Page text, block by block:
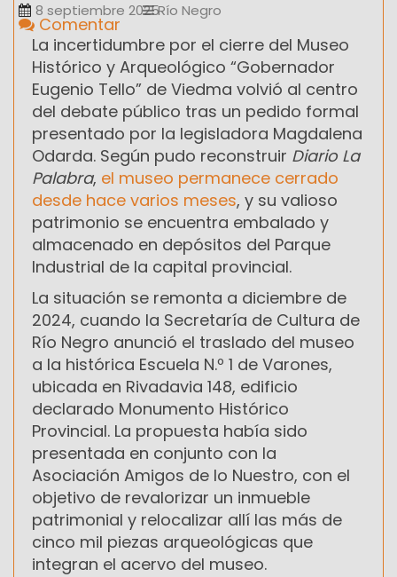
8 septiembre 2025Río Negro
Comentar
La incertidumbre por el cierre del Museo
Histórico y Arqueológico “Gobernador
Eugenio Tello” de Viedma volvió al centro
del debate público tras un pedido formal
presentado por la legisladora Magdalena
Odarda. Según pudo reconstruir Diario La
Palabra, el museo permanece cerrado
desde hace varios meses, y su valioso
patrimonio se encuentra embalado y
almacenado en depósitos del Parque
Industrial de la capital provincial.
La situación se remonta a diciembre de
2024, cuando la Secretaría de Cultura de
Río Negro anunció el traslado del museo
a la histórica Escuela N.º 1 de Varones,
ubicada en Rivadavia 148, edificio
declarado Monumento Histórico
Provincial. La propuesta había sido
presentada en conjunto con la
Asociación Amigos de lo Nuestro, con el
objetivo de revalorizar un inmueble
patrimonial y relocalizar allí las más de
cinco mil piezas arqueológicas que
integran el acervo del museo.